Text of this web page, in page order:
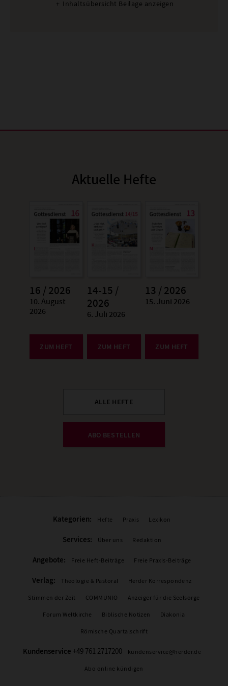
Inhaltsübersicht Beilage anzeigen
Aktuelle Hefte
16 / 2026
:
10. August
2026
ZUM HEFT
14-15 /
2026
:
6. Juli 2026
ZUM HEFT
13 / 2026
:
15. Juni 2026
ZUM HEFT
ALLE HEFTE
ABO BESTELLEN
Kategorien: Hefte Praxis Lexikon
Services: Über uns Redaktion
Angebote: Freie Heft-Beiträge Freie Praxis-Beiträge
Verlag: Theologie & Pastoral Herder Korrespondenz
Stimmen der Zeit COMMUNIO Anzeiger für die Seelsorge
Forum Weltkirche Biblische Notizen Diakonia
Römische Quartalschrift
Kundenservice +49 761 2717200 kundenservice@herder.de
Abo online kündigen